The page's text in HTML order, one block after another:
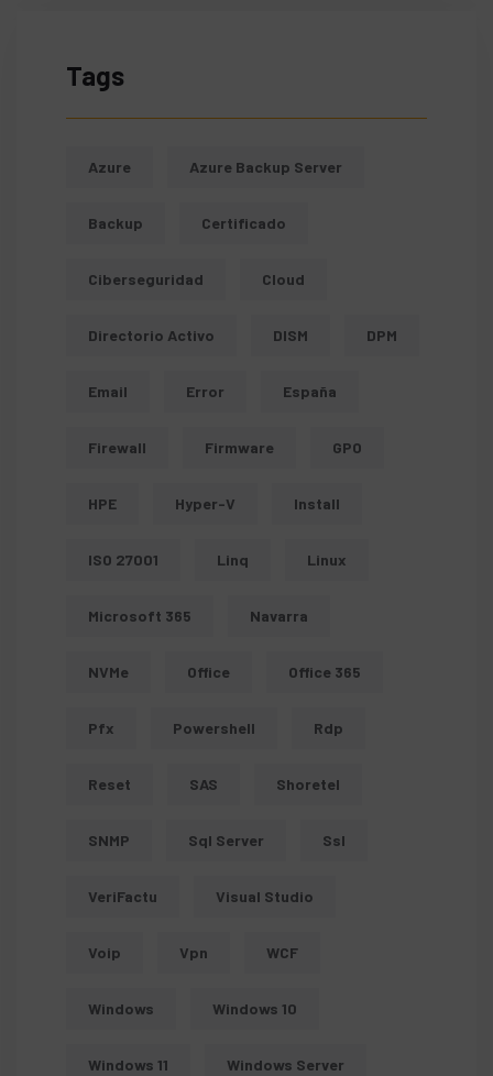
Tags
Azure Azure Backup Server
Backup Certificado
Ciberseguridad Cloud
Directorio Activo DISM DPM
Email Error España
Firewall Firmware GPO
HPE Hyper-V Install
ISO 27001 Linq Linux
Microsoft 365 Navarra
NVMe Office Office 365
Pfx Powershell Rdp
Reset SAS Shoretel
SNMP Sql Server Ssl
VeriFactu Visual Studio
Voip Vpn WCF
Windows Windows 10
Windows 11 Windows Server